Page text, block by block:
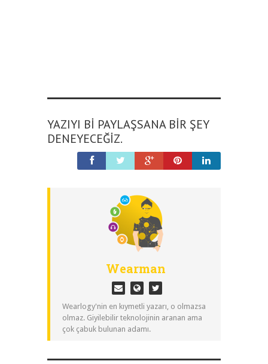
YAZIYI BI PAYLAŞSANA BIR ŞEY
DENEYECEĞIZ.
Wearman
Wearlogy'nin en kıymetli yazarı, o olmazsa
olmaz. Giyilebilir teknolojinin aranan ama
çok çabuk bulunan adamı.